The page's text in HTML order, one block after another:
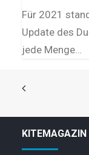
Für 2021
Update des
jede Menge…
KITEMAGAZIN